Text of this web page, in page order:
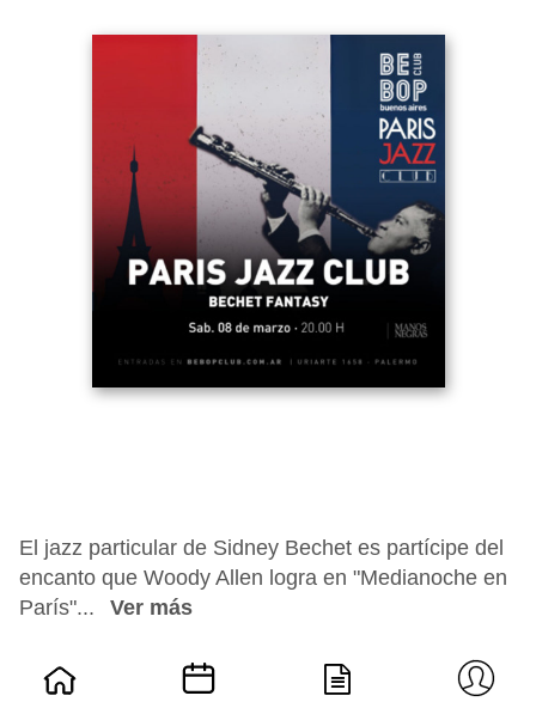
El jazz particular de Sidney Bechet es partícipe del
encanto que Woody Allen logra en "Medianoche en
París"...
Ver más